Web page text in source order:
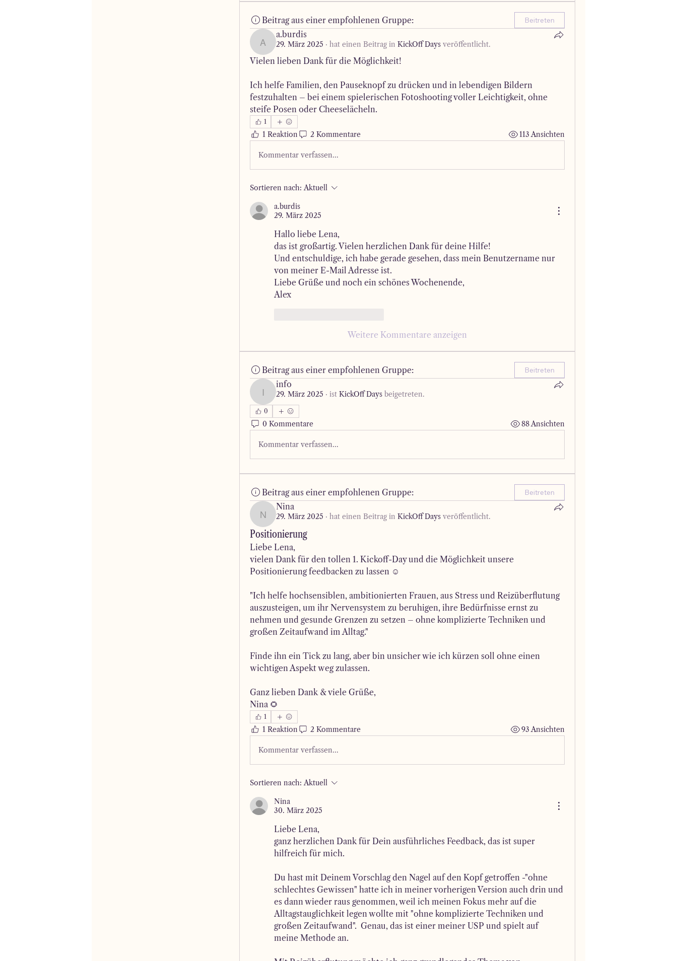
Beitrag aus einer empfohlenen Gruppe: Beitreten
a.burdis
a.burdis
29. März 2025 ·hat einen Beitrag in KickOff Days veröffentlicht.
Vielen lieben Dank für die Möglichkeit!
Ich helfe Familien, den Pauseknopf zu drücken und in lebendigen Bildern
festzuhalten – bei einem spielerischen Fotoshooting voller Leichtigkeit, ohne
steife Posen oder Cheeselächeln.
1
1 Reaktion 2 Kommentare 113 Ansichten
Kommentar verfassen...
Sortieren nach: Aktuell
a.burdis
29. März 2025
Hallo liebe Lena,
das ist großartig. Vielen herzlichen Dank für deine Hilfe!
Und entschuldige, ich habe gerade gesehen, dass mein Benutzername nur
von meiner E-Mail Adresse ist.
Liebe Grüße und noch ein schönes Wochenende,
Alex
Weitere Kommentare anzeigen
Beitrag aus einer empfohlenen Gruppe: Beitreten
info
info
29. März 2025 ·istKickOff Days beigetreten.
0
0 Kommentare 88 Ansichten
Kommentar verfassen...
Beitrag aus einer empfohlenen Gruppe: Beitreten
Nina
Nina
29. März 2025 ·hat einen Beitrag in KickOff Days veröffentlicht.
Positionierung
Liebe Lena,
vielen Dank für den tollen 1. Kickoff-Day und die Möglichkeit unsere
Positionierung feedbacken zu lassen ☺️
"Ich helfe hochsensiblen, ambitionierten Frauen, aus Stress und Reizüberflutung
auszusteigen, um ihr Nervensystem zu beruhigen, ihre Bedürfnisse ernst zu
nehmen und gesunde Grenzen zu setzen – ohne komplizierte Techniken und
großen Zeitaufwand im Alltag."
Finde ihn ein Tick zu lang, aber bin unsicher wie ich kürzen soll ohne einen
wichtigen Aspekt weg zulassen.
Ganz lieben Dank & viele Grüße,
Nina 🌻
1
1 Reaktion 2 Kommentare 93 Ansichten
Kommentar verfassen...
Sortieren nach: Aktuell
Nina
30. März 2025
Liebe Lena,
ganz herzlichen Dank für Dein ausführliches Feedback, das ist super
hilfreich für mich.
Du hast mit Deinem Vorschlag den Nagel auf den Kopf getroffen -"ohne
schlechtes Gewissen" hatte ich in meiner vorherigen Version auch drin und
es dann wieder raus genommen, weil ich meinen Fokus mehr auf die
Alltagstauglichkeit legen wollte mit "ohne komplizierte Techniken und
großen Zeitaufwand".  Genau, das ist einer meiner USP und spielt auf
meine Methode an.